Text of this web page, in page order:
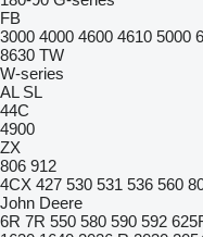
FB
3000 4000 4600 4610 5000
8630 TW
W-series
AL SL
44C
4900
ZX
806 912
4CX 427 530 531 536 560
John Deere
6R 7R 550 580 590 592